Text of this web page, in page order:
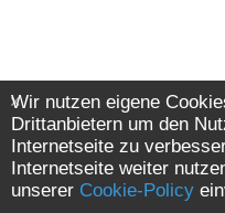
Wir nutzen eigene
Drittanbietern um den
Internetseite zu
Internetseite weiter
unserer Cookie-Policy